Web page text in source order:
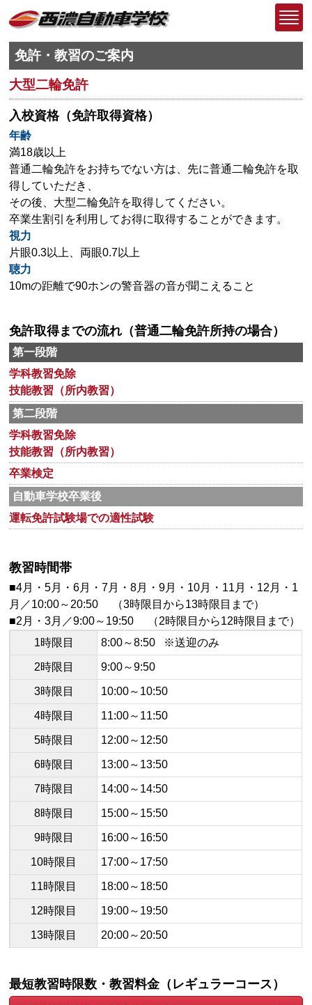
免許・教習のご案内
大型二輪免許
入校資格（免許取得資格）
年齢
満18歳以上
普通二輪免許をお持ちでない方は、先に普通二輪免許を取
得していただき、
その後、大型二輪免許を取得してください。
卒業生割引を利用してお得に取得することができます。
視力
片眼0.3以上、両眼0.7以上
聴力
10mの距離で90ホンの警音器の音が聞こえること
免許取得までの流れ（普通二輪免許所持の場合）
第一段階
学科教習免除
技能教習（所内教習）
第二段階
学科教習免除
技能教習（所内教習）
卒業検定
自動車学校卒業後
運転免許試験場での適性試験
教習時間帯
■4月・5月・6月・7月・8月・9月・10月・11月・12月・1
月／10:00～20:50 （3時限目から13時限目まで）
■2月・3月／9:00～19:50 （2時限目から12時限目まで）
1時限目
8:00～8:50 ※送迎のみ
2時限目 9:00～9:50
3時限目 10:00～10:50
4時限目 11:00～11:50
5時限目 12:00～12:50
6時限目 13:00～13:50
7時限目 14:00～14:50
8時限目 15:00～15:50
9時限目 16:00～16:50
10時限目 17:00～17:50
11時限目 18:00～18:50
12時限目 19:00～19:50
13時限目 20:00～20:50
最短教習時限数・教習料金（レギュラーコース）